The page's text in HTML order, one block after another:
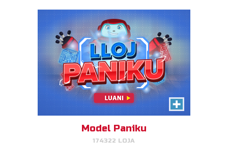
Model Paniku
174322 LOJA
Ndeshjet e Gizmos
Bashkoni çiftet e kafshëve dhe
kaloni nga niveli në nivel!